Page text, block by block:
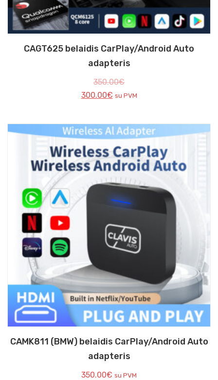
CAGT625 belaidis CarPlay/Android Auto
adapteris
350.00€
300.00€ su PVM
CAMK811 (BMW) belaidis CarPlay/Android Auto
adapteris
350.00€ su PVM